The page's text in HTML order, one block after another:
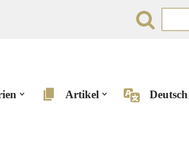
Artikel Deutsch